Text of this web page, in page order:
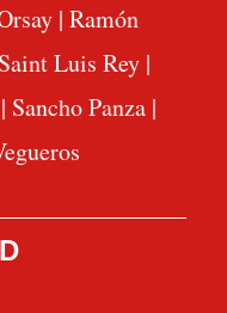
| Ramón
Saint Luis Rey|
Sancho Panza|